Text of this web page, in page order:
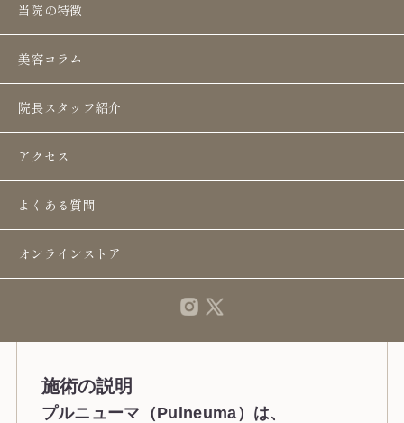
当院の特徴
美容コラム
院長スタッフ紹介
アクセス
よくある質問
オンラインストア
施術の説明
プルニューマ（Pulneuma）は、